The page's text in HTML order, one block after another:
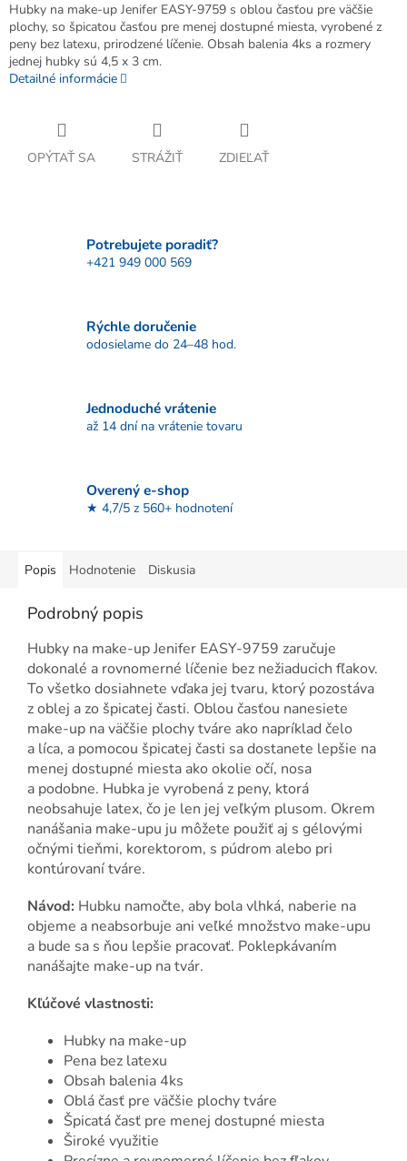
Hubky na make-up Jenifer EASY-9759 s oblou časťou pre väčšie
plochy, so špicatou časťou pre menej dostupné miesta, vyrobené z
peny bez latexu, prirodzené líčenie. Obsah balenia 4ks a rozmery
jednej hubky sú 4,5 x 3 cm.
Detailné informácie
OPÝTAŤ SA STRÁŽIŤ ZDIEĽAŤ
Potrebujete poradiť?
+421 949 000 569
Rýchle doručenie
odosielame do 24–48 hod.
Jednoduché vrátenie
až 14 dní na vrátenie tovaru
Overený e-shop
★ 4,7/5 z 560+ hodnotení
Popis Hodnotenie Diskusia
Podrobný popis
Hubky na make-up Jenifer EASY-9759 zaručuje
dokonalé a rovnomerné líčenie bez nežiaducich fľakov.
To všetko dosiahnete vďaka jej tvaru, ktorý pozostáva
z oblej a zo špicatej časti. Oblou časťou nanesiete
make-up na väčšie plochy tváre ako napríklad čelo
a líca, a pomocou špicatej časti sa dostanete lepšie na
menej dostupné miesta ako okolie očí, nosa
a podobne. Hubka je vyrobená z peny, ktorá
neobsahuje latex, čo je len jej veľkým plusom. Okrem
nanášania make-upu ju môžete použiť aj s gélovými
očnými tieňmi, korektorom, s púdrom alebo pri
kontúrovaní tváre.
Návod: Hubku namočte, aby bola vlhká, naberie na
objeme a neabsorbuje ani veľké množstvo make-upu
a bude sa s ňou lepšie pracovať. Poklepkávaním
nanášajte make-up na tvár.
Kľúčové vlastnosti:
Hubky na make-up
Pena bez latexu
Obsah balenia 4ks
Oblá časť pre väčšie plochy tváre
Špicatá časť pre menej dostupné miesta
Široké využitie